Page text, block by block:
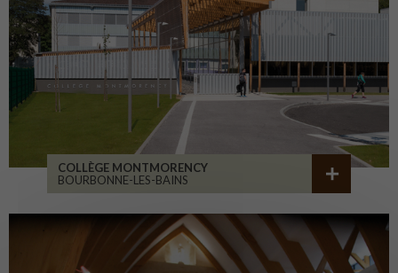
COLLÈGE MONTMORENCY
BOURBONNE-LES-BAINS